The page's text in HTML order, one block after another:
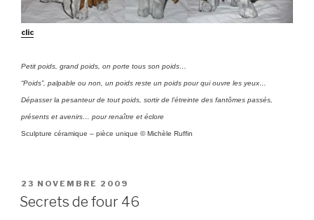
clic
Petit poids, grand poids, on porte tous son poids…
“Poids”, palpable ou non, un poids reste un poids pour qui ouvre les yeux…
Dépasser la pesanteur de tout poids, sortir de l’étreinte des fantômes passés,
présents et avenirs… pour renaître et éclore
Sculpture céramique – pièce unique © Michèle Ruffin
PUBLIÉ
LE
23 NOVEMBRE 2009
Secrets de four 46